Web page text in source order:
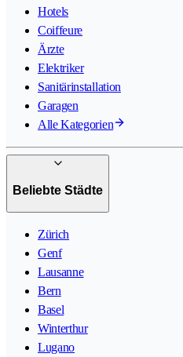
Hotels
Coiffeure
Ärzte
Elektriker
Sanitärinstallation
Garagen
Alle Kategorien
Beliebte Städte
Zürich
Genf
Lausanne
Bern
Basel
Winterthur
Lugano